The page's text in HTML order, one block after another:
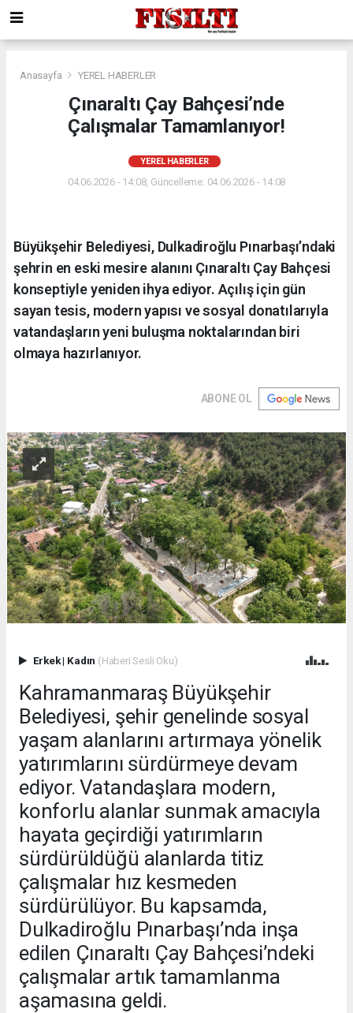
Anasayfa YEREL HABERLER
Çınaraltı Çay Bahçesi’nde
Çalışmalar Tamamlanıyor!
YEREL HABERLER
04.06.2026 - 14:08, Güncelleme: 04.06.2026 - 14:08
Büyükşehir Belediyesi, Dulkadiroğlu Pınarbaşı’ndaki
şehrin en eski mesire alanını Çınaraltı Çay Bahçesi
konseptiyle yeniden ihya ediyor. Açılış için gün
sayan tesis, modern yapısı ve sosyal donatılarıyla
vatandaşların yeni buluşma noktalarından biri
olmaya hazırlanıyor.
ABONE OL
Erkek| Kadın (Haberi Sesli Oku)
Kahramanmaraş Büyükşehir
Belediyesi, şehir genelinde sosyal
yaşam alanlarını artırmaya yönelik
yatırımlarını sürdürmeye devam
ediyor. Vatandaşlara modern,
konforlu alanlar sunmak amacıyla
hayata geçirdiği yatırımların
sürdürüldüğü alanlarda titiz
çalışmalar hız kesmeden
sürdürülüyor. Bu kapsamda,
Dulkadiroğlu Pınarbaşı’nda inşa
edilen Çınaraltı Çay Bahçesi’ndeki
çalışmalar artık tamamlanma
aşamasına geldi.